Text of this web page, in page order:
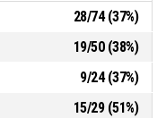
P4 00:06
8, Ignacio NIEVES, Tapón
28/74(37%)
19/50(38%)
9/24(37%)
15/29(51%)